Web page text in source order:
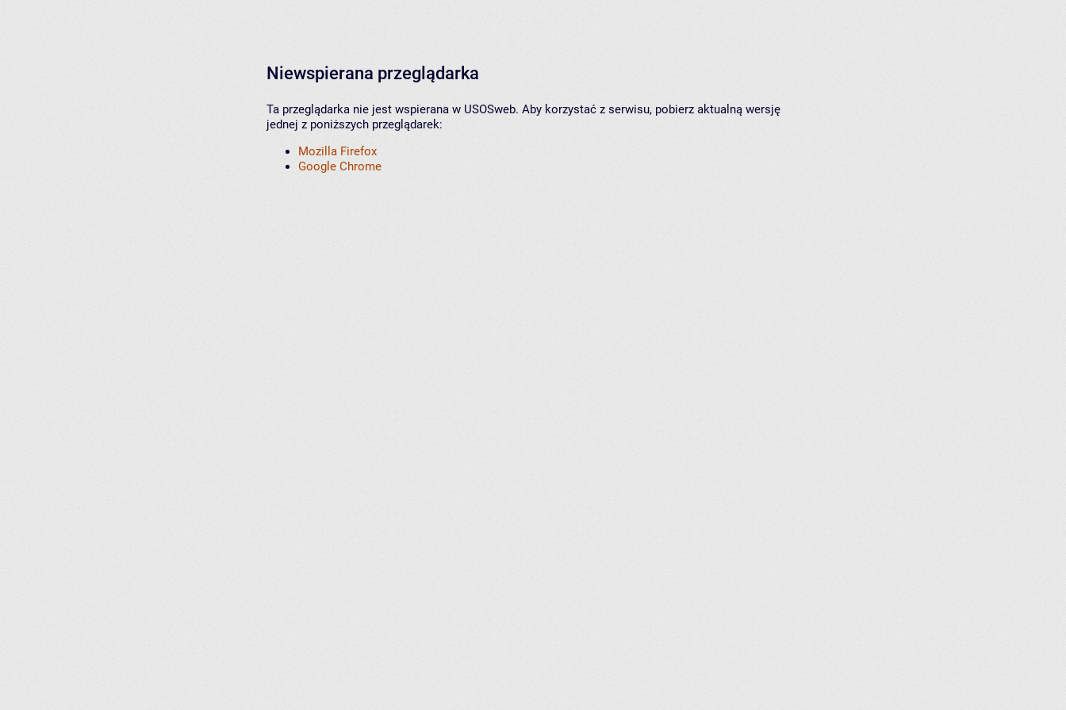
Niewspierana przeglądarka
Ta przeglądarka nie jest wspierana w USOSweb. Aby korzystać z serwisu, pobierz aktualną wersję
jednej z poniższych przeglądarek:
Mozilla Firefox
Google Chrome